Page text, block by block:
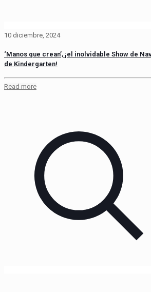
10 diciembre, 2024
‘Manos que crean’, ¡el inolvidable Show de
de Kindergarten!
Read more